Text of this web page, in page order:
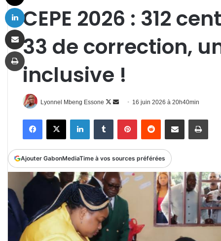
CEPE 2026 : 312
33 de correction,
inclusive !
Lyonnel Mbeng Essone
Follow
Envoyer
courriel
16 juin 2026 à 20h40min
FacebookX LinkedinTumblr PinterestReddit Partager par email
Ajouter GabonMediaTime à vos sources préférées
Imprimer